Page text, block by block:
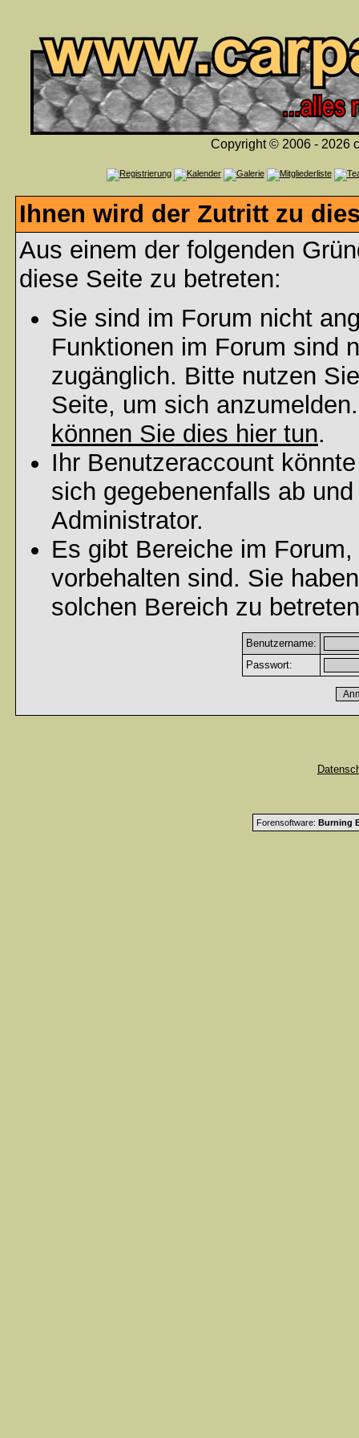
Copyright © 2006 - 2026
Ihnen wird der Zutritt zu
Aus einem der folgenden
diese Seite zu betreten:
Sie sind im Forum nicht
Funktionen im Forum sind
zugänglich. Bitte nutzen
Seite, um sich
können Sie dies hier tun.
Ihr Benutzeraccount
sich gegebenenfalls ab
Administrator.
Es gibt Bereiche im
vorbehalten sind. Sie
solchen Bereich zu
Benutzername:
Passwort:
Forensoftware: Burning